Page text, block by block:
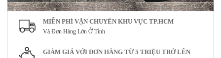
MIỄN PHÍ VẬN CHUYỂN KHU VỰC TP.HCM
Và Đơn Hàng Lớn Ở Tỉnh
GIẢM GIÁ VỚI ĐƠN HÀNG TỪ 5 TRIỆU TRỞ LÊN